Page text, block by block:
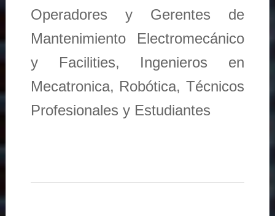
Operadores y Gerentes de
Mantenimiento Electromecánico
y Facilities, Ingenieros en
Mecatronica, Robótica, Técnicos
Profesionales y Estudiantes